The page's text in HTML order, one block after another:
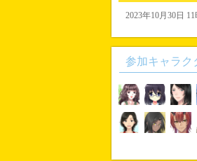
2023年10月30日
参加キャラク